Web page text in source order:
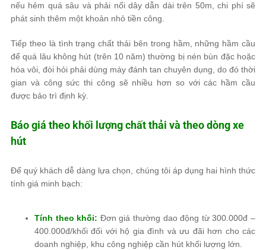
nếu hẻm quá sâu và phải nối dây dẫn dài trên 50m, chi phí sẽ
phát sinh thêm một khoản nhỏ tiền công.
Tiếp theo là tình trạng chất thải bên trong hầm, những hầm cầu
để quá lâu không hút (trên 10 năm) thường bị nén bùn đặc hoặc
hóa vôi, đòi hỏi phải dùng máy đánh tan chuyên dụng, do đó thời
gian và công sức thi công sẽ nhiều hơn so với các hầm cầu
được bảo trì định kỳ.
Báo giá theo khối lượng chất thải và theo dòng xe
hút
Để quý khách dễ dàng lựa chọn, chúng tôi áp dụng hai hình thức
tính giá minh bạch:
Tính theo khối: Đơn giá thường dao động từ 300.000đ –
400.000đ/khối đối với hộ gia đình và ưu đãi hơn cho các
doanh nghiệp, khu công nghiệp cần hút khối lượng lớn.